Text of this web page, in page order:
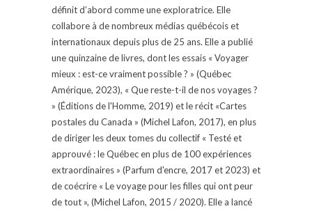
définit d’abord comme une exploratrice. Elle
collabore à de nombreux médias québécois et
internationaux depuis plus de 25 ans. Elle a publié
une quinzaine de livres, dont les essais « Voyager
mieux : est-ce vraiment possible ? » (Québec
Amérique, 2023), « Que reste-t-il de nos voyages ?
» (Éditions de l'Homme, 2019) et le récit «Cartes
postales du Canada » (Michel Lafon, 2017), en plus
de diriger les deux tomes du collectif « Testé et
approuvé : le Québec en plus de 100 expériences
extraordinaires » (Parfum d'encre, 2017 et 2023) et
de coécrire « Le voyage pour les filles qui ont peur
de tout », (Michel Lafon, 2015 / 2020). Elle a lancé